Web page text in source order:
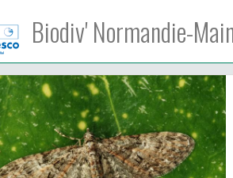
Biodiv' Normandie-